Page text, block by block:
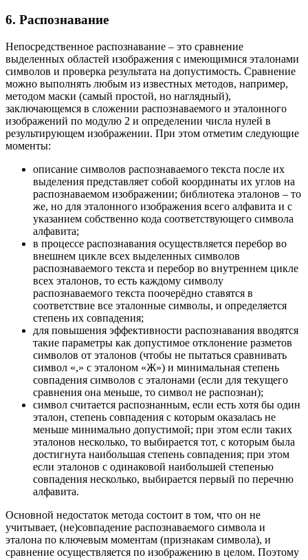
6. Распознавание
Непосредственное распознавание – это сравнение
выделенных областей изображения с имеющимися эталонами
символов и проверка результата на допустимость. Сравнение
можно выполнять любым из известных методов, например,
методом маски (самый простой, но наглядный),
заключающемся в сложении распознаваемого и эталонного
изображений по модулю 2 и определении числа нулей в
результирующем изображении. При этом отметим следующие
моменты:
описание символов распознаваемого текста после их
выделения представляет собой координаты их углов на
распознаваемом изображении; библиотека эталонов – то
же, но для эталонного изображения всего алфавита и с
указанием собственно кода соответствующего символа
алфавита;
в процессе распознавания осуществляется перебор во
внешнем цикле всех выделенных символов
распознаваемого текста и перебор во внутреннем цикле
всех эталонов, то есть каждому символу
распознаваемого текста поочерёдно ставятся в
соответствие все эталонные символы, и определяется
степень их совпадения;
для повышения эффективности распознавания вводятся
такие параметры как допустимое отклонение разметов
символов от эталонов (чтобы не пытаться сравнивать
символ «,» с эталоном «Ж») и минимальная степень
совпадения символов с эталонами (если для текущего
сравнения она меньше, то символ не распознан);
символ считается распознанным, если есть хотя бы один
эталон, степень совпадения с которым оказалась не
меньше минимально допустимой; при этом если таких
эталонов несколько, то выбирается тот, с которым была
достигнута наибольшая степень совпадения; при этом
если эталонов с одинаковой наибольшей степенью
совпадения несколько, выбирается первый по перечню
алфавита.
Основной недостаток метода состоит в том, что он не
учитывает, (не)совпадение распознаваемого символа и
эталона по ключевым моментам (признакам символа), и
сравнение осуществляется по изображению в целом. Поэтому